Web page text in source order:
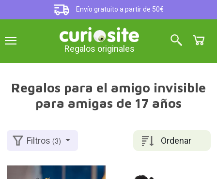
Envío gratuito a partir de 50€
Regalos originales
Regalos para el amigo invisible
para amigas de 17 años
Ordenar
Filtros(3)